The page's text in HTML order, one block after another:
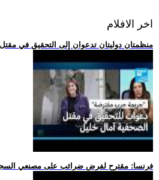
اخر الافلام
.. منظمتان دوليتان تدعوان إلى التحقيق في
.. فرنسا: مقترح لفرض ضرائب على مصنعي